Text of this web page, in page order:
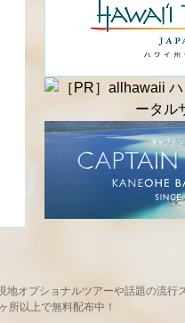
オプショナルツアーや話題の流行
以上で無料配布中！